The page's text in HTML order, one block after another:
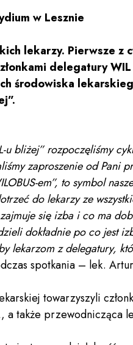
w Lesznie
lekarzy. Pierwsze
delegatury
środowiska
u bliżej” rozpoczęliśmy
zaproszenie od Pani
em”, to symbol
do lekarzy ze
się izba i co ma
dokładnie po co jest
lekarzom z delegatury,
spotkania – lek.
towarzyszyli
a także przewodnicząca